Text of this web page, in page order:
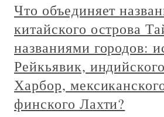
Что объединяет
китайского острова
названиями городов:
Рейкьявик,
Харбор,
финского Лахти?